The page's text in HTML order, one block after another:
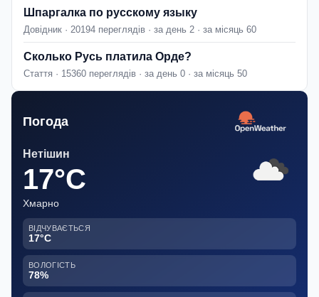
Шпаргалка по русскому языку
Довідник · 20194 переглядів · за день 2 · за місяць 60
Сколько Русь платила Орде?
Стаття · 15360 переглядів · за день 0 · за місяць 50
Погода
Нетішин
17°C
Хмарно
ВІДЧУВАЄТЬСЯ
17°C
ВОЛОГІСТЬ
78%